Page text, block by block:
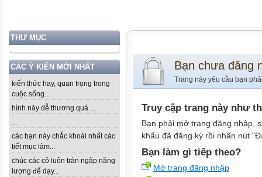
THƯ MỤC
CÁC Ý KIẾN MỚI NHẤT
kiến thức hay, quan trọng trong
cuộc sống...
hình này dễ thương quá ...
...
các bạn này chắc khoái nhất các
tiết mục làm...
chúc các cô luôn tràn ngập năng
lượng để dạy...
Bạn chưa đăng
Trang này yêu cầu bạn
Truy cập trang này như
Bạn phải mở trang đăng nhập,
khẩu đã đăng ký rồi nhấn nút
Bạn làm gì tiếp theo?
Mở trang đăng nhập